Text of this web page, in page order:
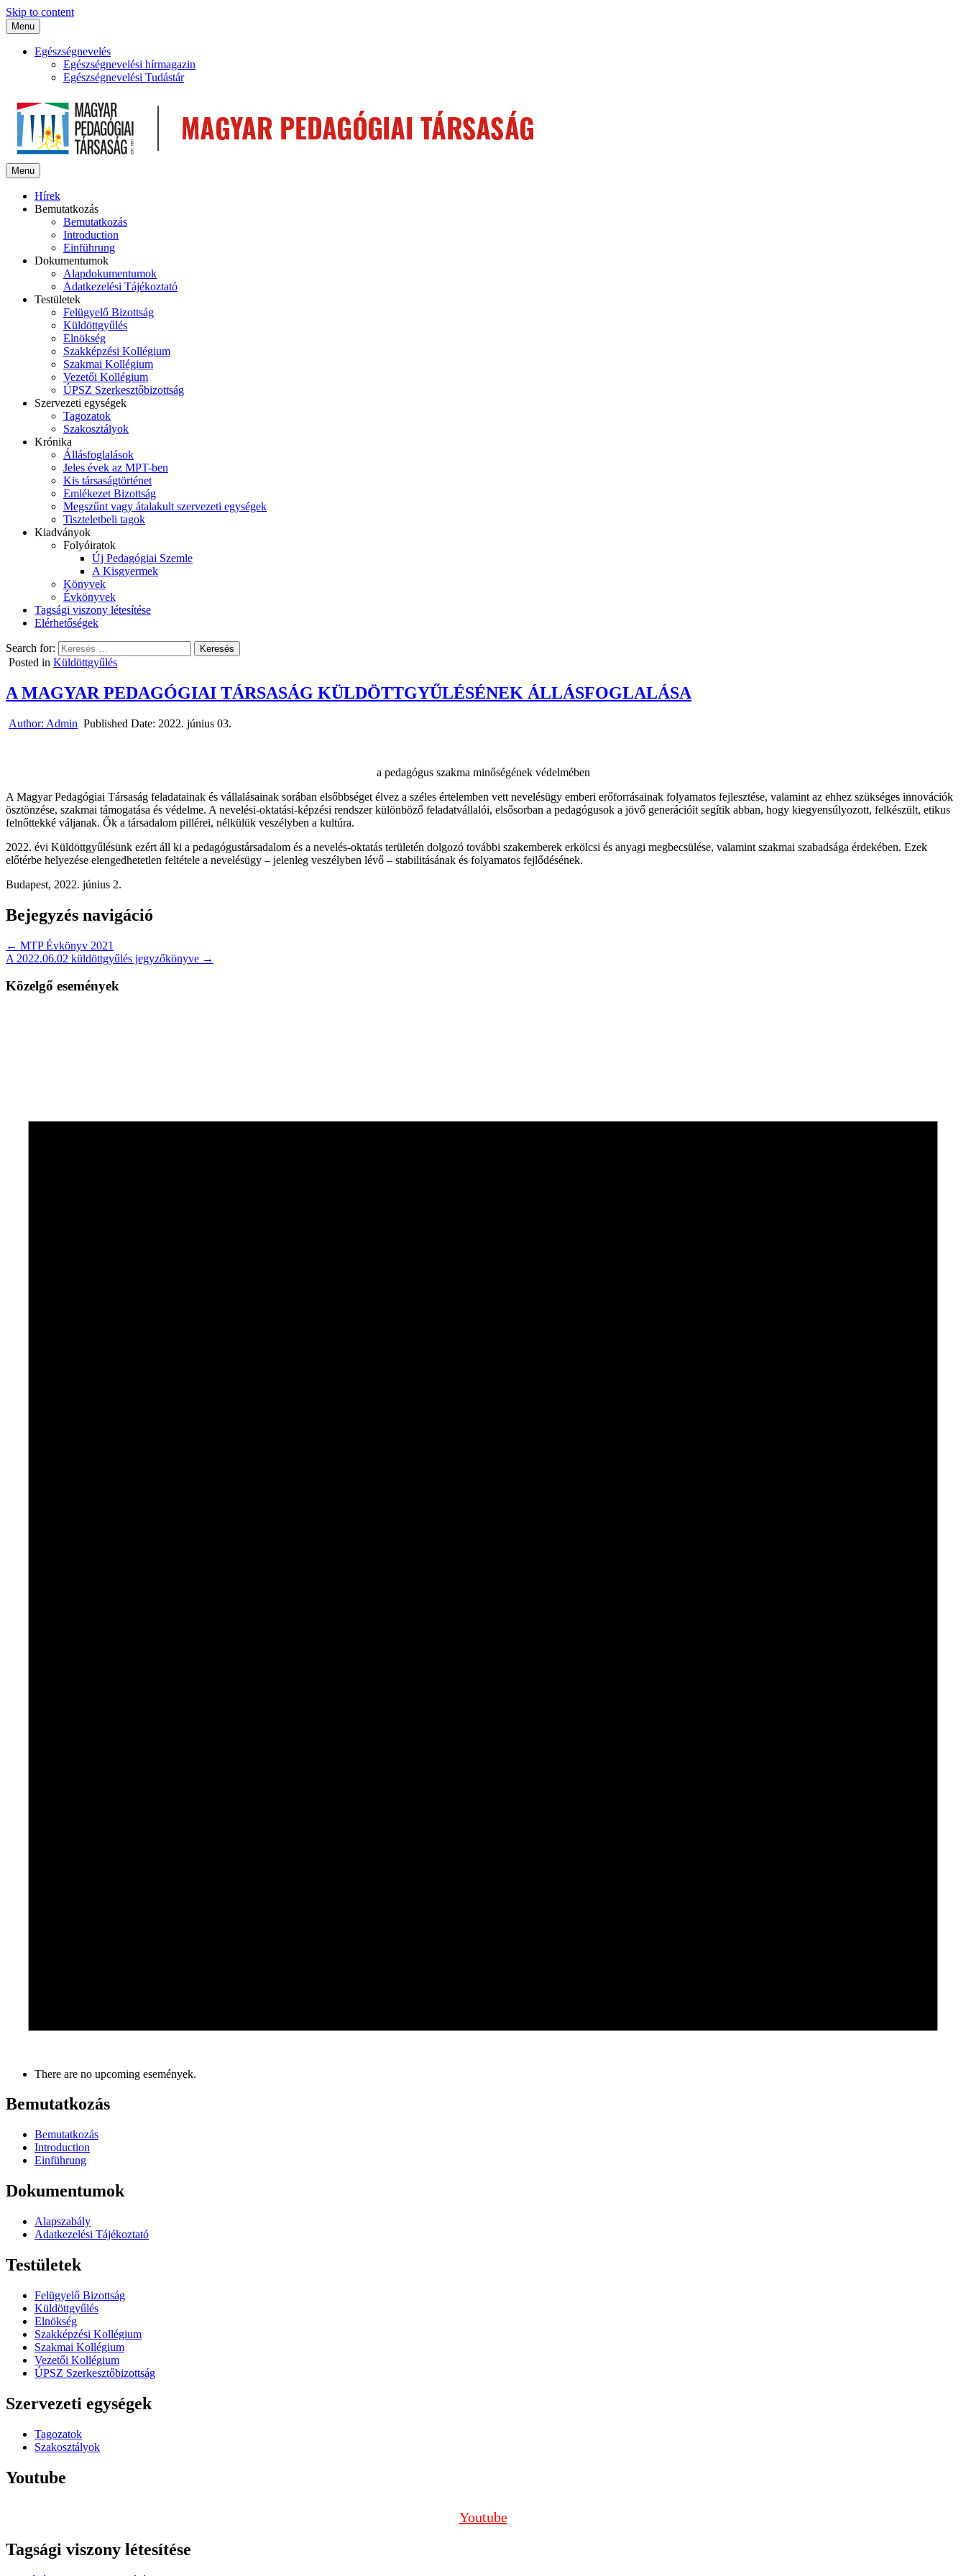
Skip to content
Menu
Egészségnevelés
Egészségnevelési hírmagazin
Egészségnevelési Tudástár
Menu
Hírek
Bemutatkozás
Bemutatkozás
Introduction
Einführung
Dokumentumok
Alapdokumentumok
Adatkezelési Tájékoztató
Testületek
Felügyelő Bizottság
Küldöttgyűlés
Elnökség
Szakképzési Kollégium
Szakmai Kollégium
Vezetői Kollégium
ÚPSZ Szerkesztőbizottság
Szervezeti egységek
Tagozatok
Szakosztályok
Krónika
Állásfoglalások
Jeles évek az MPT-ben
Kis társaságtörténet
Emlékezet Bizottság
Megszűnt vagy átalakult szervezeti egységek
Tiszteletbeli tagok
Kiadványok
Folyóiratok
Új Pedagógiai Szemle
A Kisgyermek
Könyvek
Évkönyvek
Tagsági viszony létesítése
Elérhetőségek
Search for:
Posted in Küldöttgyűlés
A MAGYAR PEDAGÓGIAI TÁRSASÁG KÜLDÖTTGYŰLÉSÉNEK ÁLLÁSFOGLALÁSA
Author: Admin Published Date: 2022. június 03.
a pedagógus szakma minőségének védelmében
A Magyar Pedagógiai Társaság feladatainak és vállalásainak sorában elsőbbséget élvez a széles értelemben vett nevelésügy emberi erőforrásainak folyamatos fejlesztése, valamint az ehhez szükséges innovációk
ösztönzése, szakmai támogatása és védelme. A nevelési-oktatási-képzési rendszer különböző feladatvállalói, elsősorban a pedagógusok a jövő generációit segítik abban, hogy kiegyensúlyozott, felkészült, etikus
felnőttekké váljanak. Ők a társadalom pillérei, nélkülük veszélyben a kultúra.
2022. évi Küldöttgyűlésünk ezért áll ki a pedagógustársadalom és a nevelés-oktatás területén dolgozó további szakemberek erkölcsi és anyagi megbecsülése, valamint szakmai szabadsága érdekében. Ezek
előtérbe helyezése elengedhetetlen feltétele a nevelésügy – jelenleg veszélyben lévő – stabilitásának és folyamatos fejlődésének.
Budapest, 2022. június 2.
Bejegyzés navigáció
← MTP Évkönyv 2021
A 2022.06.02 küldöttgyűlés jegyzőkönyve →
Közelgő események
There are no upcoming események.
Bemutatkozás
Bemutatkozás
Introduction
Einführung
Dokumentumok
Alapszabály
Adatkezelési Tájékoztató
Testületek
Felügyelő Bizottság
Küldöttgyűlés
Elnökség
Szakképzési Kollégium
Szakmai Kollégium
Vezetői Kollégium
ÚPSZ Szerkesztőbizottság
Szervezeti egységek
Tagozatok
Szakosztályok
Youtube
Youtube
Tagsági viszony létesítése